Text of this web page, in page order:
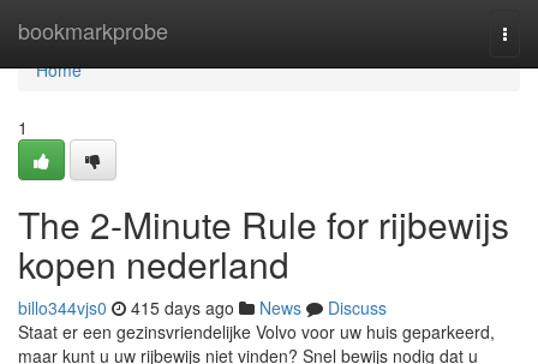
bookmarkprobe
Home
Home
1
The 2-Minute Rule for rijbewijs
kopen nederland
billo344vjs0 415 days ago News
Discuss
Staat er een gezinsvriendelijke Volvo voor uw huis geparkeerd,
maar kunt u uw rijbewijs niet vinden? Snel bewijs nodig dat u